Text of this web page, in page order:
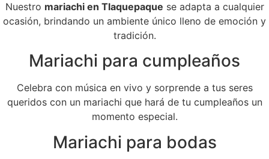
Nuestro mariachi en Tlaquepaque se adapta a cualquier
ocasión, brindando un ambiente único lleno de emoción y
tradición.
Mariachi para cumpleaños
Celebra con música en vivo y sorprende a tus seres
queridos con un mariachi que hará de tu cumpleaños un
momento especial.
Mariachi para bodas